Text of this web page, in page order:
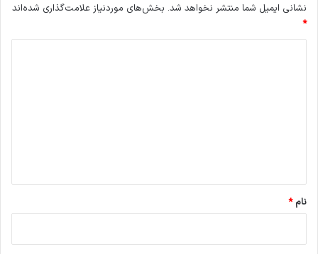
نشانی ایمیل شما منتشر نخواهد شد. بخش‌های موردنیاز علامت‌گذاری شده‌اند
*
نام*